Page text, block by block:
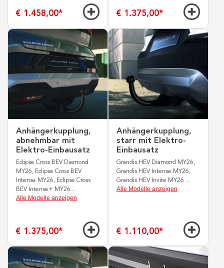
€ 1.458,00* € 1.375,00*
Anhängerkupplung,
abnehmbar mit
Elektro-Einbausatz
Eclipse Cross BEV Diamond
MY26, Eclipse Cross BEV
Intense MY26, Eclipse Cross
BEV Intense+ MY26 ...
Alle Modelle anzeigen
€ 1.375,00*
Anhängerkupplung,
starr mit Elektro-
Einbausatz
Grandis HEV Diamond MY26,
Grandis HEV Intense MY26,
Grandis HEV Invite MY26 ...
Alle Modelle anzeigen
€ 1.110,00*